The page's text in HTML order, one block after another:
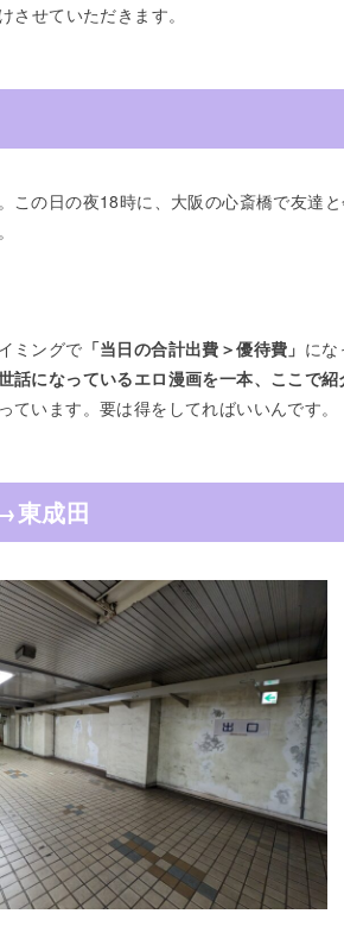
させていただきます。
この日の夜18時に、大阪の心斎橋で友達
ミングで 「当日の合計出費＞優待費」 にな
話になっているエロ漫画を一本、ここで紹
ています。要は得をしてればいいんです。
東成田